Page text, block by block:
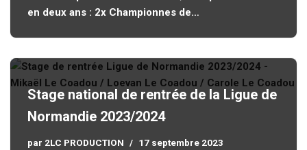
en deux ans : 2x Championnes de…
Stage national de rentrée de la Ligue de
Normandie 2023/2024
par 2LC PRODUCTION 17 septembre 2023